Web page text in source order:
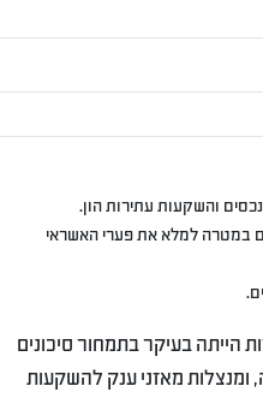
והשקעות עתירות הון.
במטרה למלא את פערי האשראי
הייתה בעיקר בתמחור סיכונים
ומנצלות מאזני ענק להשקעות